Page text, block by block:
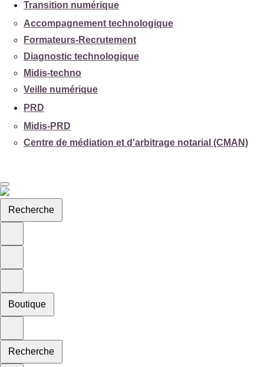
Transition numérique
Accompagnement technologique
Formateurs-Recrutement
Diagnostic technologique
Midis-techno
Veille numérique
PRD
Midis-PRD
Centre de médiation et d'arbitrage notarial (CMAN)
Recherche
Boutique
Recherche